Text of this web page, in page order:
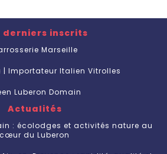
derniers inscrits
Marseille
| Importateur Italien Vitrolles
Luberon Domain
Actualités
: écolodges et activités nature au
cœur du Luberon